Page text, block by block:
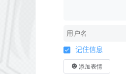
记住信息
添加表情